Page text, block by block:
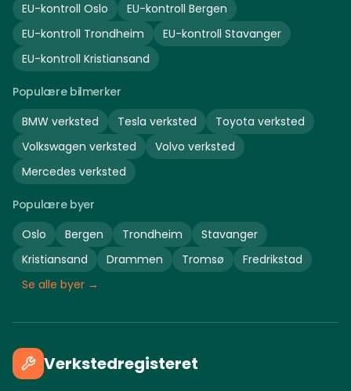
EU-kontroll Oslo EU-kontroll Bergen
EU-kontroll Trondheim EU-kontroll Stavanger
EU-kontroll Kristiansand
Populære bilmerker
BMW verksted Tesla verksted Toyota verksted
Volkswagen verksted Volvo verksted
Mercedes verksted
Populære byer
Oslo
Bergen Trondheim
Stavanger
Kristiansand
Drammen Tromsø
Fredrikstad
Se alle byer →
Verkstedregisteret